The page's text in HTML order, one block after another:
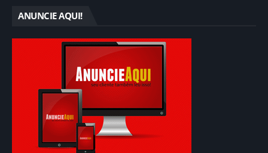
ANUNCIE AQUI!